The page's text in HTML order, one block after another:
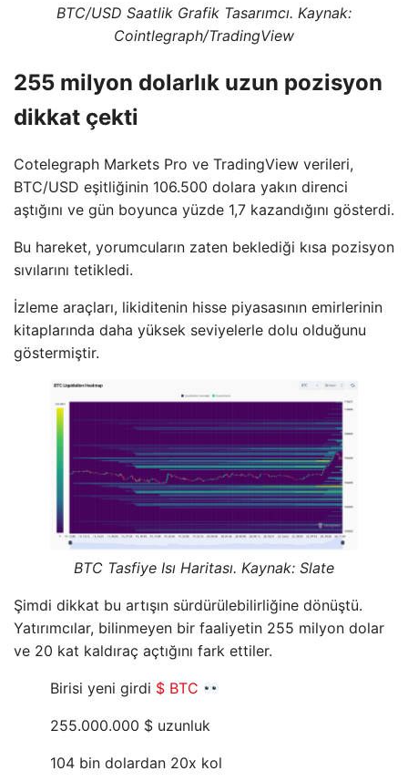
BTC/USD Saatlik Grafik Tasarımcı. Kaynak:
Cointlegraph/TradingView
255 milyon dolarlık uzun pozisyon
dikkat çekti
Cotelegraph Markets Pro ve TradingView verileri,
BTC/USD eşitliğinin 106.500 dolara yakın direnci
aştığını ve gün boyunca yüzde 1,7 kazandığını gösterdi.
Bu hareket, yorumcuların zaten beklediği kısa pozisyon
sıvılarını tetikledi.
İzleme araçları, likiditenin hisse piyasasının emirlerinin
kitaplarında daha yüksek seviyelerle dolu olduğunu
göstermiştir.
BTC Tasfiye Isı Haritası. Kaynak: Slate
Şimdi dikkat bu artışın sürdürülebilirliğine dönüştü.
Yatırımcılar, bilinmeyen bir faaliyetin 255 milyon dolar
ve 20 kat kaldıraç açtığını fark ettiler.
Birisi yeni girdi $ BTC
255.000.000 $ uzunluk
104 bin dolardan 20x kol